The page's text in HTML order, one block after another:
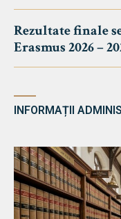
Rezultate finale
Erasmus 2026 –
INFORMAȚII